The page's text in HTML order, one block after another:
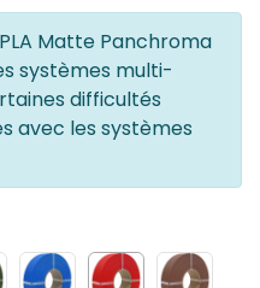
Matte Panchroma
systèmes multi-
difficultés
avec les systèmes